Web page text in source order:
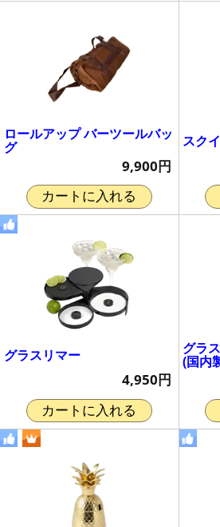
ロールアップ バーツールバッ
グ
9,900円
カートに入れる
スク
グラスリマー
4,950円
カートに入れる
グラ
(国内